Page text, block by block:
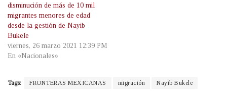
disminución de más de 10 mil
migrantes menores de edad
desde la gestión de Nayib
Bukele
viernes, 26 marzo 2021 12:39 PM
En «Nacionales»
Tags: FRONTERAS MEXICANAS migración Nayib Bukele